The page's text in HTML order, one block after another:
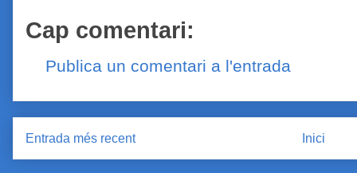
Cap comentari:
Publica un comentari a l'entrada
Entrada més recent Inici